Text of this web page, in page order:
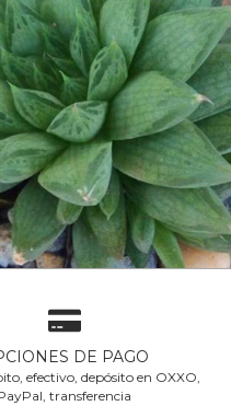
cooperi ligulata
sin intereses de$9.38
DE PAGO
efectivo, depósito en OXXO,
transferencia